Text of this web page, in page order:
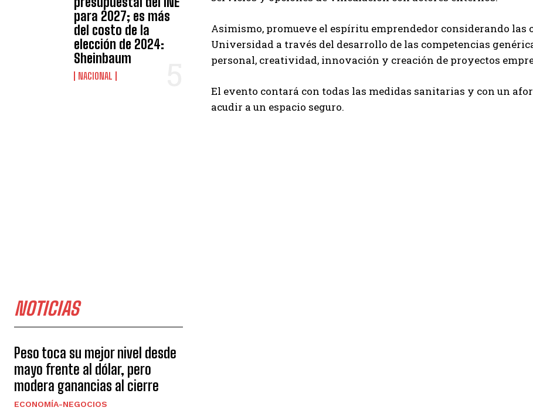
para 2027; es más
del costo de la
elección de 2024:
Sheinbaum
NACIONAL
NOTICIAS
Peso toca su mejor nivel desde
mayo frente al dólar, pero
modera ganancias al cierre
ECONOMÍA-NEGOCIOS
Asimismo, promueve el espíritu emprendedor considerando
Universidad a través del desarrollo de las competencias
personal, creatividad, innovación y creación de proyectos
El evento contará con todas las medidas sanitarias y con un
acudir a un espacio seguro.